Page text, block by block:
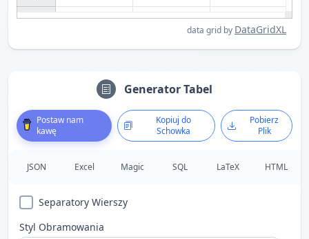
data grid by DataGridXL
Generator Tabel
Postaw nam
kawę
Kopiuj do
Schowka
Pobierz
Plik
JSON Excel Magic SQL LaTeX HTML
Separatory Wierszy
Styl Obramowania